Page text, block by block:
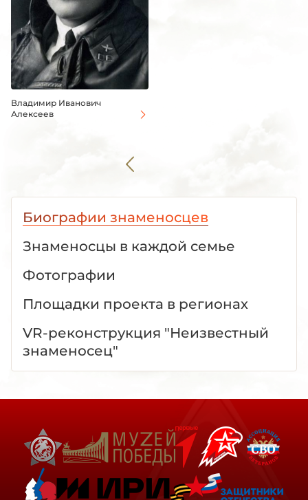
Владимир Иванович
Алексеев
Биографии знаменосцев
Знаменосцы в каждой семье
Фотографии
Площадки проекта в регионах
VR-реконструкция "Неизвестный
знаменосец"